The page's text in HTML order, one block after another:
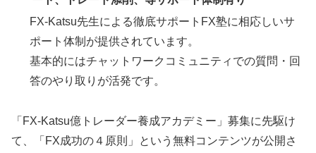
FX-Katsu先生による徹底サポートFX塾に相応しいサ
ポート体制が提供されています。
基本的にはチャットワークコミュニティでの質問・回
答のやり取りが活発です。
「FX-Katsu億トレーダー養成アカデミー」募集に先駆け
て、「FX成功の４原則」という無料コンテンツが公開さ